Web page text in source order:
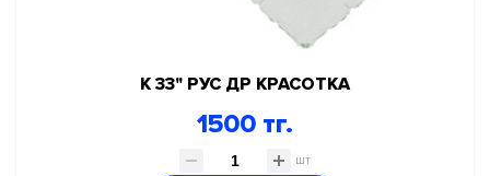
К 33" РУС ДР КРАСОТКА
1500 тг.
шт